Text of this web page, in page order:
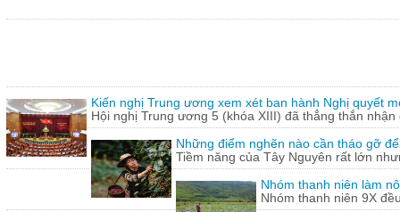
Kiến nghị Trung ương xem xét ban hành Nghị quyết
Hội nghị Trung ương 5 (khóa XIII) đã thẳng thắn nhận
Những điểm nghẽn nào cần tháo gỡ
Tiềm năng của Tây Nguyên rất lớn
Nhóm thanh niên làm
Nhóm thanh niên 9X